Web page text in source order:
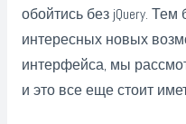
обойтись без jQuery.
интересных новых
интерфейса, мы
и это все еще стоит